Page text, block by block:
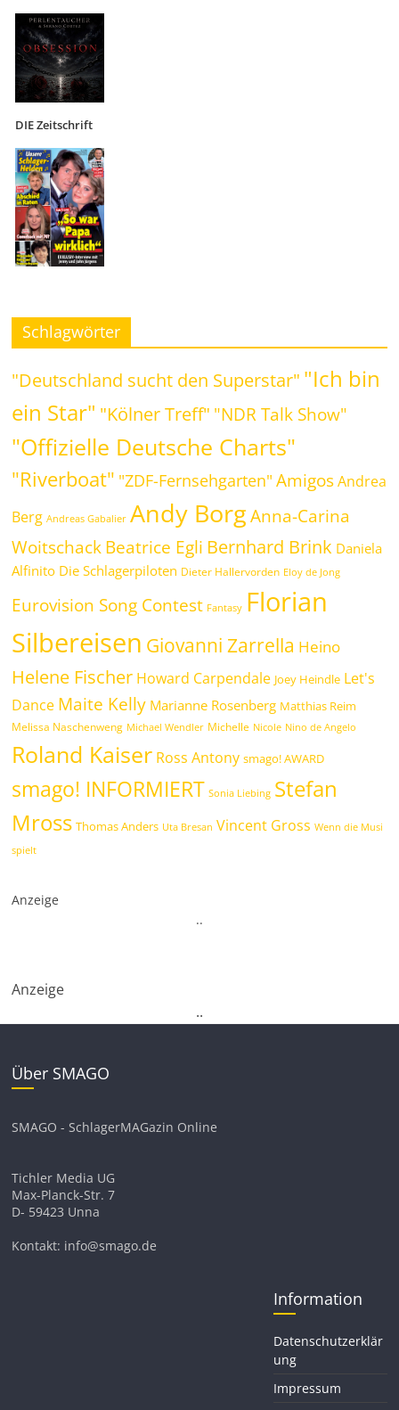
DIE Zeitschrift
Schlagwörter
"Deutschland sucht den Superstar" "Ich bin
ein Star" "Kölner Treff" "NDR Talk Show"
"Offizielle Deutsche Charts"
"Riverboat" "ZDF-Fernsehgarten" Amigos Andrea
Berg Andreas Gabalier Andy Borg Anna-Carina
WoitschackBeatrice Egli Bernhard Brink Daniela
Alfinito Die Schlagerpiloten Dieter Hallervorden Eloy de Jong
Eurovision Song Contest Fantasy Florian
Silbereisen Giovanni Zarrella Heino
Helene Fischer Howard Carpendale Joey Heindle Let's
Dance Maite Kelly Marianne Rosenberg Matthias Reim
Melissa Naschenweng Michael Wendler Michelle Nicole Nino de Angelo
Roland Kaiser Ross Antony smago! AWARD
smago! INFORMIERT Sonia Liebing Stefan
Mross Thomas Anders Uta Bresan Vincent Gross Wenn die Musi
spielt
Anzeige
..
Anzeige
..
Über SMAGO
SMAGO - SchlagerMAGazin Online
Tichler Media UG
Max-Planck-Str. 7
D- 59423 Unna
Kontakt: info@smago.de
Information
Datenschutzerklär
ung
Impressum